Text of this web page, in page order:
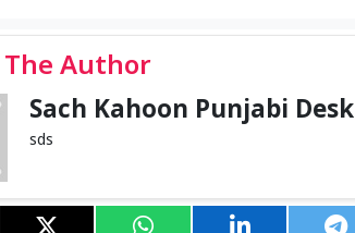
Author
Sach Kahoon Punjabi Desk
sds